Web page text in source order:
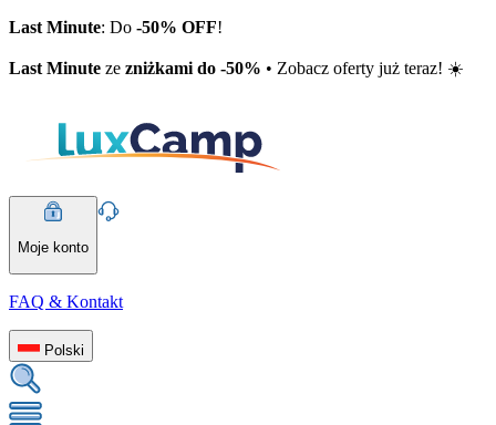
Last Minute: Do -50% OFF!
Last Minute ze zniżkami do -50% • Zobacz oferty już teraz! ☀️
Moje konto
FAQ & Kontakt
Polski